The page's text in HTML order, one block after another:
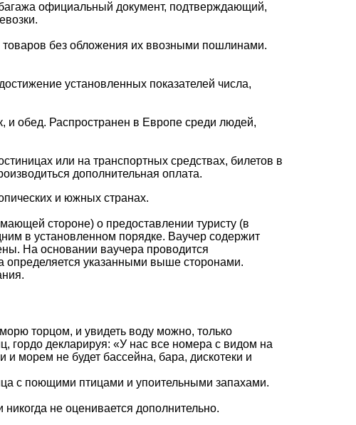
официальный документ, подтверждающий,
без обложения их ввозными пошлинами.
установленных показателей числа,
и обед. Распространен в Европе среди людей,
или на транспортных средствах, билетов в
дополнительная оплата.
и южных странах.
стороне) о предоставлении туристу (в
в установленном порядке. Ваучер содержит
На основании ваучера проводится
указанными выше сторонами.
торцом, и увидеть воду можно, только
гордо декларируя: «У нас все номера с видом на
и морем не будет бассейна, бара, дискотеки и
с поющими птицами и упоительными запахами.
не оценивается дополнительно.